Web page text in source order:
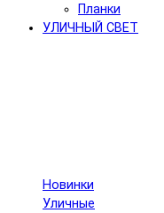
Планки
УЛИЧНЫЙ СВЕТ
Новинки
Уличные